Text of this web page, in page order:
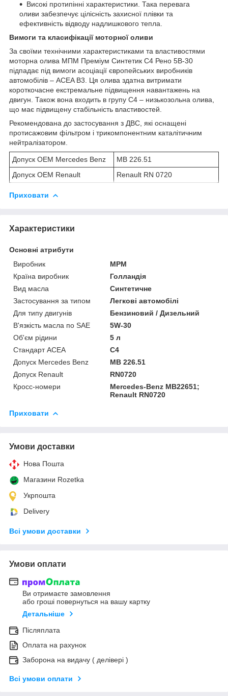
Високі протипінні характеристики. Така перевага
оливи забезпечує цілісність захисної плівки та
ефективність відводу надлишкового тепла.
Вимоги та класифікації моторної оливи
За своїми технічними характеристиками та властивостями
моторна олива МПМ Преміум Синтетик C4 Рено 5В-30
підпадає під вимоги асоціації європейських виробників
автомобілів – ACEA В3. Ця олива здатна витримати
короткочасне екстремальне підвищення навантажень на
двигун. Також вона входить в групу C4 – низькозольна олива,
що має підвищену стабільність властивостей.
Рекомендована до застосування з ДВС, які оснащені
протисажовим фільтром і трикомпонентним каталітичним
нейтралізатором.
Допуск OEM Mercedes Benz
MB 226.51
Допуск OEM Renault
Renault RN 0720
Приховати
Характеристики
Основні атрибути
Виробник
MPM
Країна виробник
Голландія
Вид масла
Синтетичне
Застосування за типом
Легкові автомобілі
Для типу двигунів
Бензиновий / Дизельний
В'язкість масла по SAE
5W-30
Об'єм рідини
5 л
Стандарт ACEA
C4
Допуск Mercedes Benz
MB 226.51
Допуск Renault
RN0720
Кросс-номери
Mercedes-Benz MB22651;
Renault RN0720
Приховати
Умови доставки
Нова Пошта
Магазини Rozetka
Укрпошта
Delivery
Всі умови доставки
Умови оплати
Ви отримаєте замовлення
або гроші повернуться на вашу картку
Детальніше
Післяплата
Оплата на рахунок
Заборона на видачу ( делівері )
Всі умови оплати